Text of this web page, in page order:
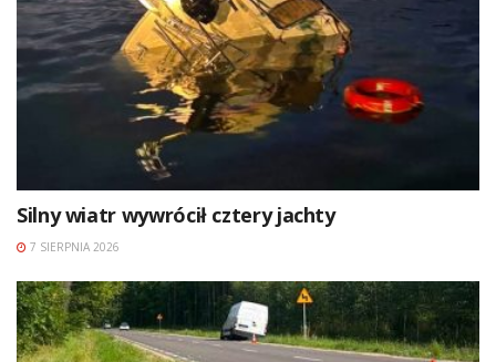
Silny wiatr wywrócił cztery jachty
7 SIERPNIA 2026